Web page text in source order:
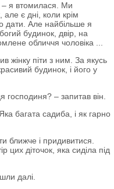
я втомилася. Ми
є дні, коли крім
дати. Але найбільше я
будинок, двір, на
обличчя чоловіка ...
жінку піти з ним. За якусь
будинок, і його у
– запитав він.
багата садиба, і як гарно
ближче і придивитися.
цих діточок, яка сиділа під
далі.